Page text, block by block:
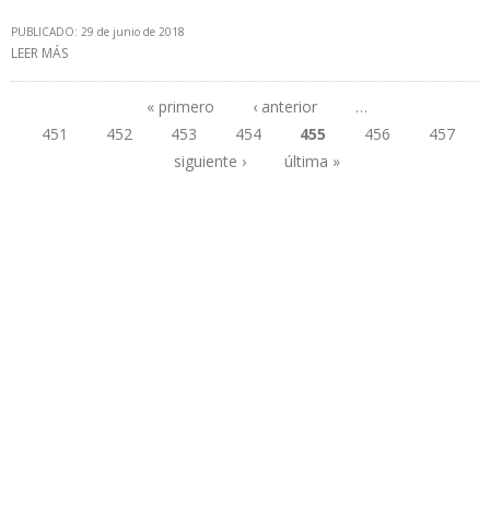
PUBLICADO: 29 de junio de 2018
LEER MÁS
Páginas
« primero ‹ anterior
…
451
452 453 454 455 456
457
siguiente ›
última »